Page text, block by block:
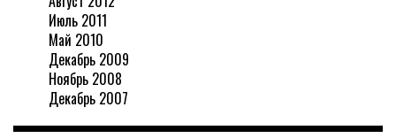
Июль 2011
Май 2010
Декабрь 2009
Ноябрь 2008
Декабрь 2007